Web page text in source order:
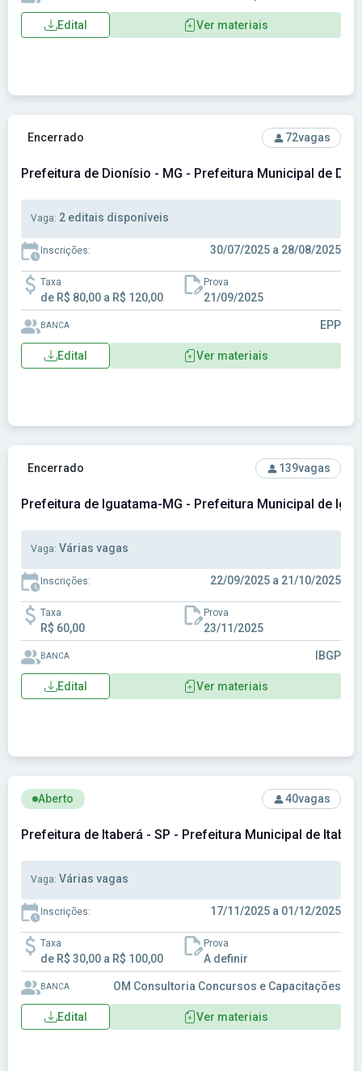
Edital Ver materiais
Ver concurso: Prefeitura de Dionísio - MG - Prefeitura
Encerrado 72vagas
Prefeitura de Dionísio - MG - Prefeitura Municipal de
Vaga: 2 editais disponíveis
Inscrições: 30/07/2025 a 28/08/2025
Taxa
de R$ 80,00 a R$ 120,00
Prova
21/09/2025
BANCA EPP
Edital Ver materiais
Ver concurso: Prefeitura de Iguatama-MG - Prefeitura
Encerrado 139vagas
Prefeitura de Iguatama-MG - Prefeitura Municipal de
Vaga: Várias vagas
Inscrições: 22/09/2025 a 21/10/2025
Taxa
R$ 60,00
Prova
23/11/2025
BANCA IBGP
Edital Ver materiais
Ver concurso: Prefeitura de Itaberá - SP - Prefeitura
Aberto 40vagas
Prefeitura de Itaberá - SP - Prefeitura Municipal de
Vaga: Várias vagas
Inscrições: 17/11/2025 a 01/12/2025
Taxa
de R$ 30,00 a R$ 100,00
Prova
A definir
BANCA OM Consultoria Concursos e Capacitações
Edital Ver materiais